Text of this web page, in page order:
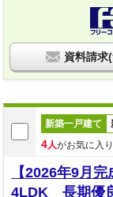
資料請求
新築一戸建て
4人がお気に入
【2026年9月
4LDK 長期優